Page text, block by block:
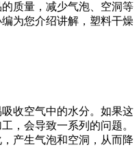
质量，减少气泡、空洞等
为您介绍讲解，塑料干燥
收空气中的水分。如果这
，会导致一系列的问题。
产生气泡和空洞，从而降